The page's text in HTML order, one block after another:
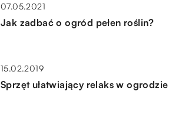
07.05.2021
Jak zadbać o ogród pełen roślin?
15.02.2019
Sprzęt ułatwiający relaks w ogrodzie